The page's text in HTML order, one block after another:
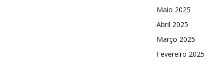
Maio 2025
Abril 2025
Março 2025
Fevereiro 2025